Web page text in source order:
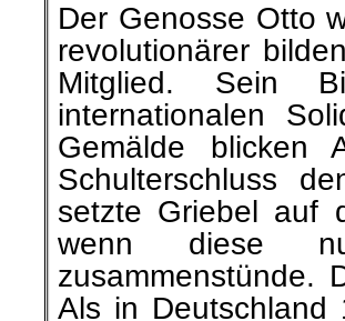
Der Genosse Otto
revolutionärer
Mitglied. Sein
internationalen
Gemälde blicken
Schulterschluss
setzte Griebel auf
wenn diese
zusammenstünde.
Als in Deutschland